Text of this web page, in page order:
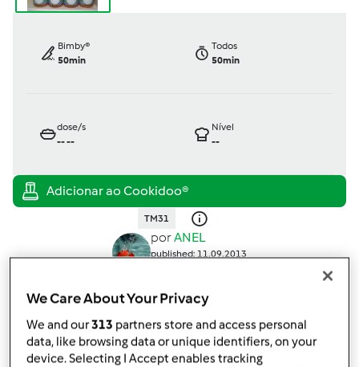
Bimby®
50min
Todos
50min
dose/s
----
Nível
--
TM31
porANEL
published: 11.09.2013
Adicionar às minhas coleções
Partilhar receita
Criar uma variante
We Care About Your Privacy
We and our313 partners store and access personal
data, like browsing data or unique identifiers, on your
device. Selecting I Accept enables tracking